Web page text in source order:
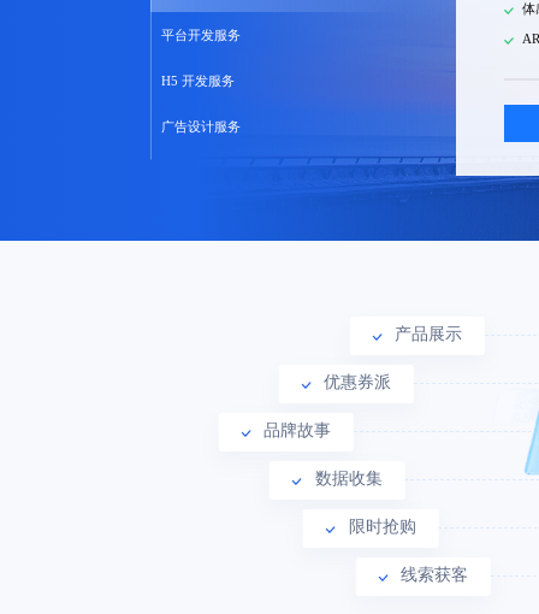
平台开发服务
H5 开发服务
广告设计服务
体
产品展示
优惠券派
品牌故事
数据收集
限时抢购
线索获客